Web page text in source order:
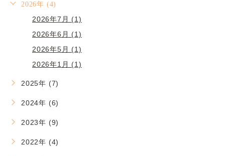
2026年 (4)
2026年7月 (1)
2026年6月 (1)
2026年5月 (1)
2026年1月 (1)
2025年 (7)
2024年 (6)
2023年 (9)
2022年 (4)